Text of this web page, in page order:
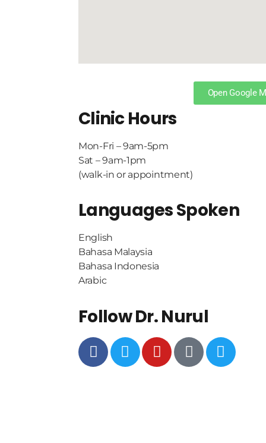
Open Google
Clinic Hours
Mon-Fri – 9am-5pm
Sat – 9am-1pm
(walk-in or appointment)
Languages Spoken
English
Bahasa Malaysia
Bahasa Indonesia
Arabic
Follow Dr. Nurul